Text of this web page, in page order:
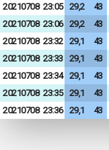
20210708 23:05 29,2 43
20210708 23:06 29,2 43
20210708 23:32 29,1 43
20210708 23:33 29,1 43
20210708 23:34 29,1 43
20210708 23:35 29,1 43
20210708 23:36 29,1 43